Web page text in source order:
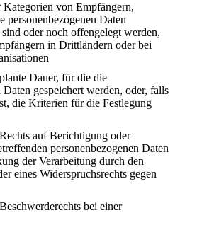
Kategorien von Empfängern,
personenbezogenen Daten
oder noch offengelegt werden,
in Drittländern oder bei
Dauer, für die die
Daten gespeichert werden, oder, falls
die Kriterien für die Festlegung
auf Berichtigung oder
personenbezogenen Daten
der Verarbeitung durch den
eines Widerspruchsrechts gegen
bei einer